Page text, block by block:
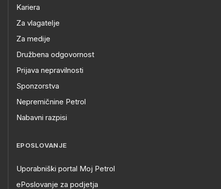
Kariera
Za vlagatelje
Za medije
Družbena odgovornost
Prijava nepravilnosti
Sponzorstva
Nepremičnine Petrol
Nabavni razpisi
EPOSLOVANJE
Uporabniški portal Moj Petrol
ePoslovanje za podjetja